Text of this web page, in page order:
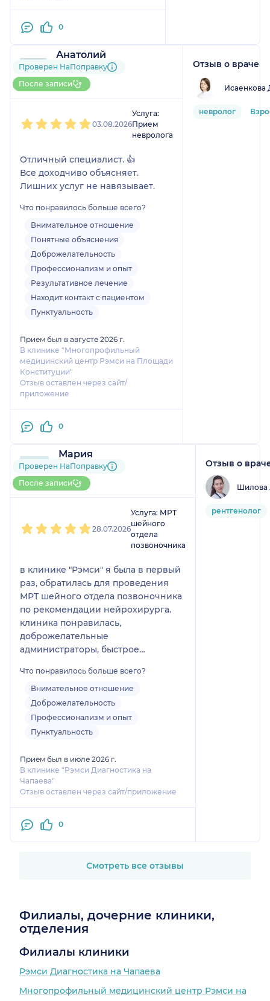
0
Анатолий
5 отзывови2 оценки
Больше 15 записей через
НаПоправку
Проверен НаПоправку
После записи
03.08.2026
Услуга:
Прием
невролога
Отличный специалист. 👍
Все доходчиво объясняет.
Лишних услуг не навязывает.
Что понравилось больше всего?
Внимательное отношение
Понятные объяснения
Доброжелательность
Профессионализм и опыт
Результативное лечение
Находит контакт с пациентом
Пунктуальность
Прием был в августе 2026 г.
В клинике "Многопрофильный
медицинский центр Рэмси на Площади
Конституции"
Отзыв оставлен через сайт/
приложение
0
Отзыв о враче
Исаенкова
невролог
Мария
17 отзывов
Больше 20 записей через
НаПоправку
Проверен НаПоправку
После записи
28.07.2026
Услуга: МРТ
шейного
отдела
позвоночника
в клинике "Рэмси" я была в первый
раз, обратилась для проведения
МРТ шейного отдела позвоночника
по рекомендации нейрохирурга.
клиника понравилась,
доброжелательные
администраторы, быстрое
ожидания, в клинике чисто и
хороший ремонт. В кабинете МРТ
удобная раздевалка, врач
вежливый и внимательный. Во
время процедуры для удобства под
быстро, диск отдали сразу же,
описание пришло на почту в
течение пары часов. Если нужна
диагностика, однозначно
Что понравилось больше всего?
Внимательное отношение
Доброжелательность
Профессионализм и опыт
Пунктуальность
Прием был в июле 2026 г.
В клинике "Рэмси Диагностика на
Чапаева"
Отзыв оставлен через сайт/приложение
0
Отзыв о
Шилова
рентгенолог
Смотреть все отзывы
Филиалы, дочерние клиники,
отделения
Филиалы клиники
Рэмси Диагностика на Чапаева
Многопрофильный медицинский центр Рэмси на